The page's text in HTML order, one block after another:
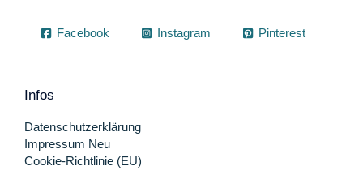
Facebook Instagram Pinterest
Infos
Datenschutzerklärung
Impressum Neu
Cookie-Richtlinie (EU)